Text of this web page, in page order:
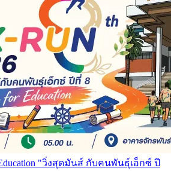
"วิ่งสุดมันส์ กับคนพันธุ์เอ็กซ์ ปี